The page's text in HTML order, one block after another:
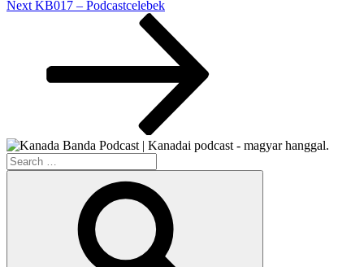
Next
Next KB017 – Podcastcelebek
Search
for: